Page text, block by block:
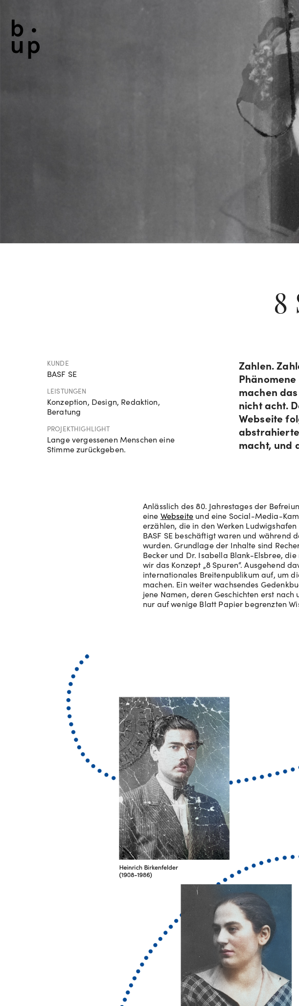
8
KUNDE
BASF SE
LEISTUNGEN
Konzeption, Design, Redaktion,
Beratung
PROJEKTHIGHLIGHT
Lange vergessenen Menschen eine
Stimme zurückgeben.
Zahlen.
machen
nicht acht.
Webseite
macht, und
Anlässlich des 80. Jahrestages der
eine Webseite und eine Social-Media-
erzählen, die in den Werken
BASF SE beschäftigt waren und während
wurden. Grundlage der Inhalte sind
Becker und Dr. Isabella Blank-Elsbree,
wir das Konzept „8 Spuren“. Ausgehend
internationales Breitenpublikum auf, um
machen. Ein weiter wachsendes
jene Namen, deren Geschichten erst
nur auf wenige Blatt Papier begrenzten